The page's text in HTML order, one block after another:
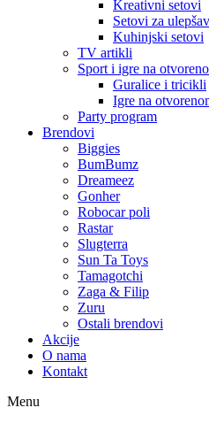
Kreativni setovi
Setovi za
Kuhinjski setovi
TV artikli
Sport i igre na
Guralice i tricikli
Igre na
Party program
Brendovi
Biggies
BumBumz
Dreameez
Gonher
Robocar poli
Rastar
Slugterra
Sun Ta Toys
Tamagotchi
Zaga & Filip
Zuru
Ostali brendovi
Akcije
O nama
Kontakt
Menu